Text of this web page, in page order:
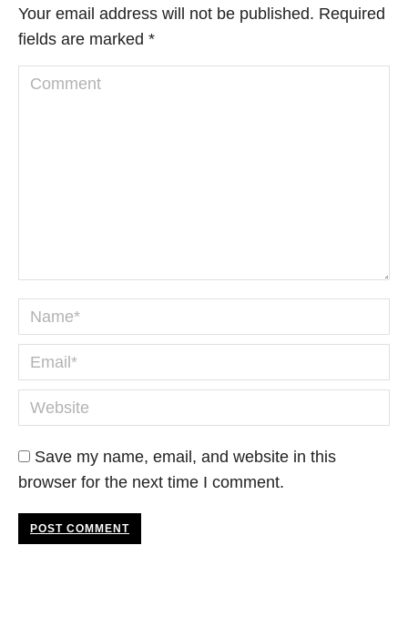
Your email address will not be published. Required
fields are marked *
Comment
Name *
Email *
Website
Save my name, email, and website in this
browser for the next time I comment.
POST COMMENT